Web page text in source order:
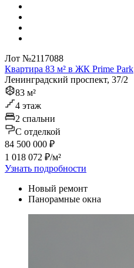
Лот №2117088
Квартира 83 м² в ЖК Prime Park
Ленинградский проспект, 37/2
83 м²
4 этаж
2 спальни
C отделкой
84 500 000 ₽
1 018 072 ₽/м²
Узнать подробности
Новый ремонт
Панорамные окна